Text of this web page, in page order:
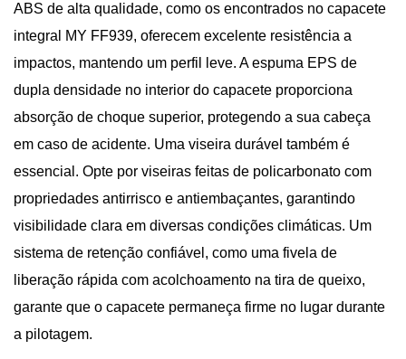
ABS de alta qualidade, como os encontrados no capacete
integral MY FF939, oferecem excelente resistência a
impactos, mantendo um perfil leve. A espuma EPS de
dupla densidade no interior do capacete proporciona
absorção de choque superior, protegendo a sua cabeça
em caso de acidente. Uma viseira durável também é
essencial. Opte por viseiras feitas de policarbonato com
propriedades antirrisco e antiembaçantes, garantindo
visibilidade clara em diversas condições climáticas. Um
sistema de retenção confiável, como uma fivela de
liberação rápida com acolchoamento na tira de queixo,
garante que o capacete permaneça firme no lugar durante
a pilotagem.